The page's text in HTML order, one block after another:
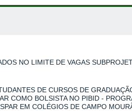
NO LIMITE DE VAGAS
DE CURSOS DE
COMO BOLSISTA NO PIBID -
EM COLÉGIOS DE CAMPO